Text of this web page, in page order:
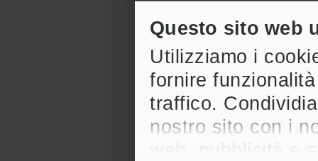
Questo sito web
Utilizziamo i
fornire
traffico.
nostro sito con i
web, pubblicità e